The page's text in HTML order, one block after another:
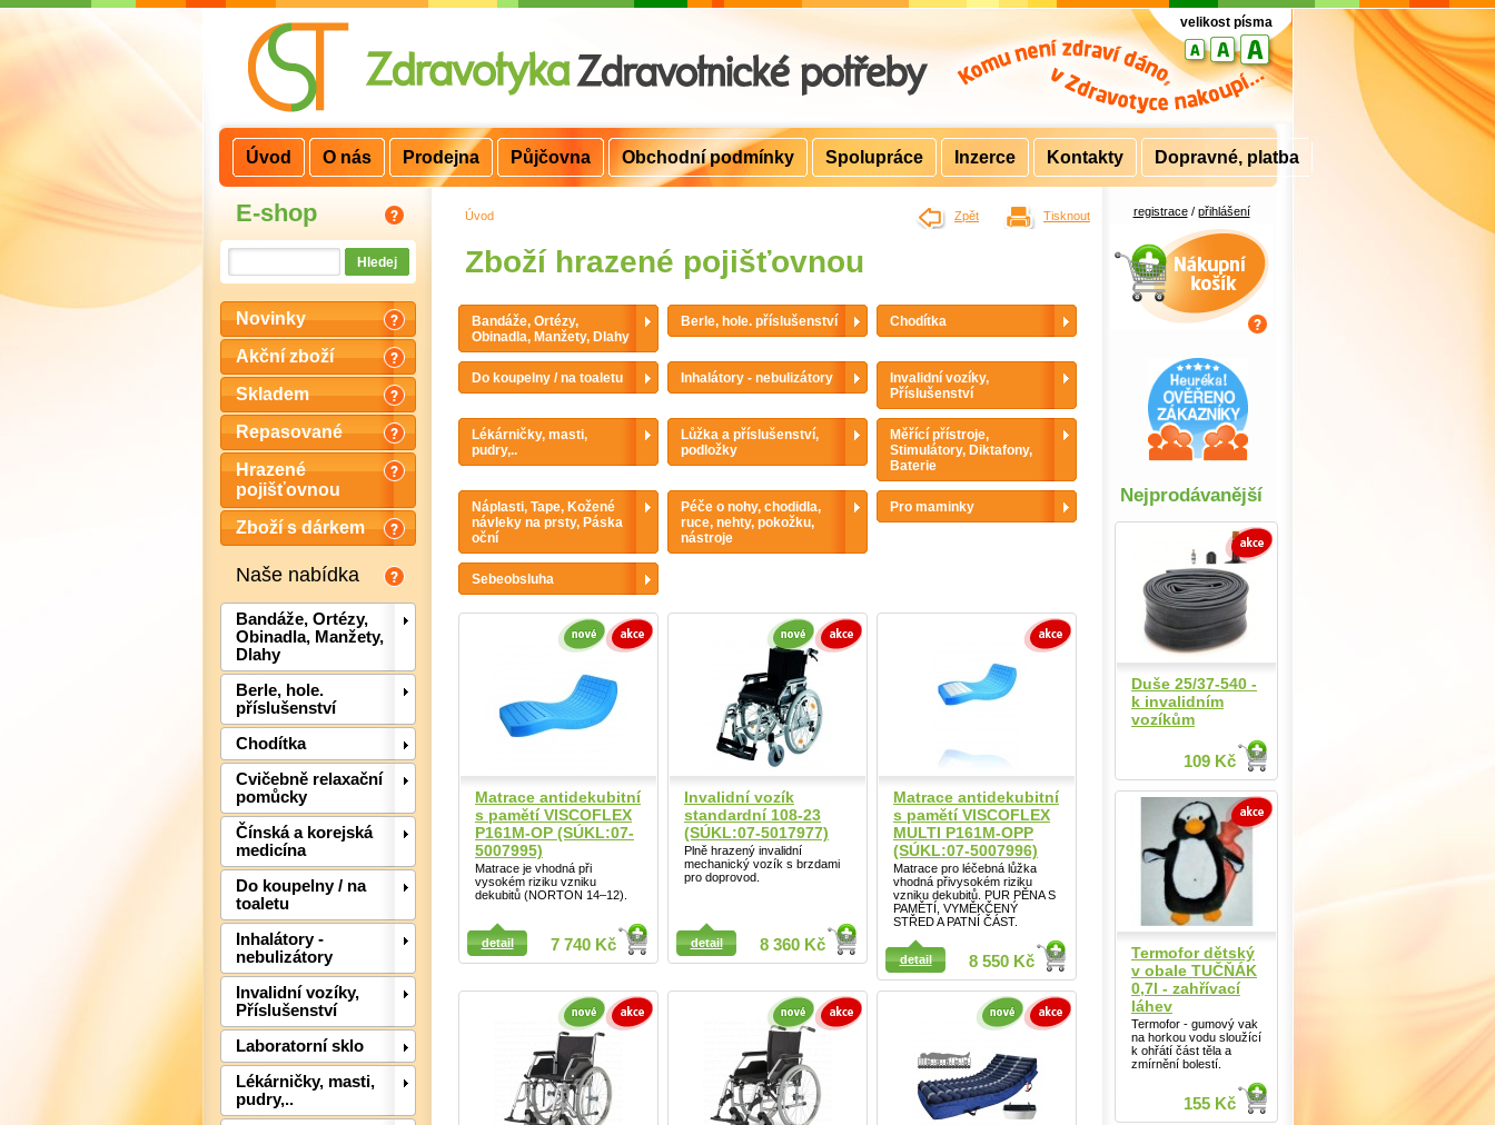
E-shop
Novinky
Akční zboží
Skladem
Repasované
Hrazené
pojišťovnou
Zboží s dárkem
Naše nabídka
Bandáže, Ortézy,
Obinadla, Manžety,
Dlahy
Berle, hole.
příslušenství
Chodítka
Cvičebně relaxační
pomůcky
Čínská a korejská
medicína
Do koupelny / na
toaletu
Inhalátory -
nebulizátory
Invalidní vozíky,
Příslušenství
Laboratorní sklo
Lékárničky, masti,
pudry,..
Úvod
Zboží hrazené pojišťovnou
Bandáže, Ortézy,
Obinadla, Manžety, Dlahy
Berle, hole. příslušenství Chodítka
Do koupelny / na toaletu Inhalátory - nebulizátory
Invalidní vozíky,
Příslušenství
Lékárničky, masti,
pudry,..
Lůžka a příslušenství,
podložky
Měřící přístroje,
Stimulátory, Diktafony,
Baterie
Náplasti, Tape, Kožené
návleky na prsty, Páska
oční
Péče o nohy, chodidla,
ruce, nehty, pokožku,
nástroje
Pro maminky
Sebeobsluha
Matrace antidekubitní
s pamětí VISCOFLEX
P161M-OP (SÚKL:07-
5007995)
Matrace je vhodná při
vysokém riziku vzniku
dekubitů (NORTON 14–12).
7 740 Kč
detail
Invalidní vozík
standardní 108-23
(SÚKL:07-5017977)
Plně hrazený invalidní
mechanický vozík s brzdami
pro doprovod.
8 360 Kč
Detail
detail
Matrace antidekubitní
s pamětí VISCOFLEX
MULTI P161M-OPP
(SÚKL:07-5007996)
Matrace pro léčebná lůžka
vhodná přivysokém riziku
vzniku dekubitů. PUR PĚNA S
PAMĚTÍ, VYMĚKČENÝ
STŘED A PATNÍ ČÁST.
8 550 Kč
Detail
detail
registrace/ přihlášení
Nákupní košík
velikost písma
Tisknout
Zpět
Nejprodávanější
Duše 25/37-540 -
k invalidním
vozíkům
109 Kč
Termofor dětský
v obale TUČŇÁK
0,7l - zahřívací
láhev
Termofor - gumový vak
na horkou vodu sloužící
k ohřátí část těla a
zmírnění bolestí.
155 Kč
Úvod O nás Prodejna Půjčovna Obchodní podmínky Spolupráce Inzerce Kontakty Dopravné, platba